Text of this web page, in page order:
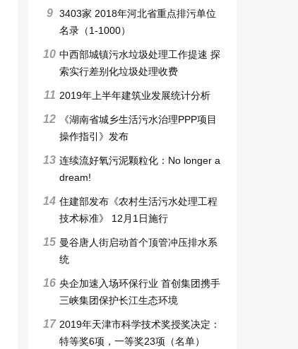
9 3403家 2018年河北省重点排污单位
名录（1-1000）
10 中西部城镇污水垃圾处理工作提速 探
索实行差别化垃圾处理收费
11 2019年上半年建筑业发展统计分析
12
《湖南省城乡生活污水治理PPP项目
操作指引》发布
13 连续流好氧污泥颗粒化：No longer a
dream!
14 住建部发布《农村生活污水处理工程
技术标准》 12月1日施行
15 曼谷唐人街启动首个顶管冲压排水系
统
16 央企加速入场环保行业 首创集团携手
三峡集团保护长江生态环境
17 2019年天津市科学技术奖授奖决定：
特等奖6项，一等奖23项（名单）